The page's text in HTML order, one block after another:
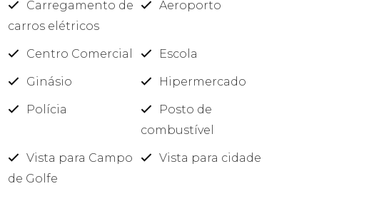
Carregamento de
carros elétricos
Aeroporto
Centro Comercial Escola
Ginásio Hipermercado
Polícia
Posto de
combustível
Vista para Campo
de Golfe
Vista para cidade